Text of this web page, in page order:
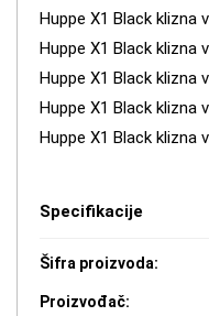
Huppe X1 Black klizna
Huppe X1 Black klizna
Huppe X1 Black klizna
Huppe X1 Black klizna
Huppe X1 Black klizna
Specifikacije
Šifra proizvoda:
Proizvođač: